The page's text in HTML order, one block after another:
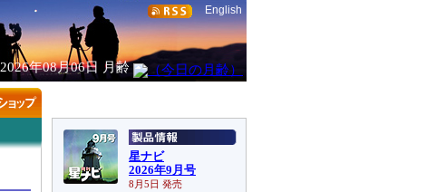
English
2026年08月06日 月齢
星ナビ
2026年9月号
8月5日 発売